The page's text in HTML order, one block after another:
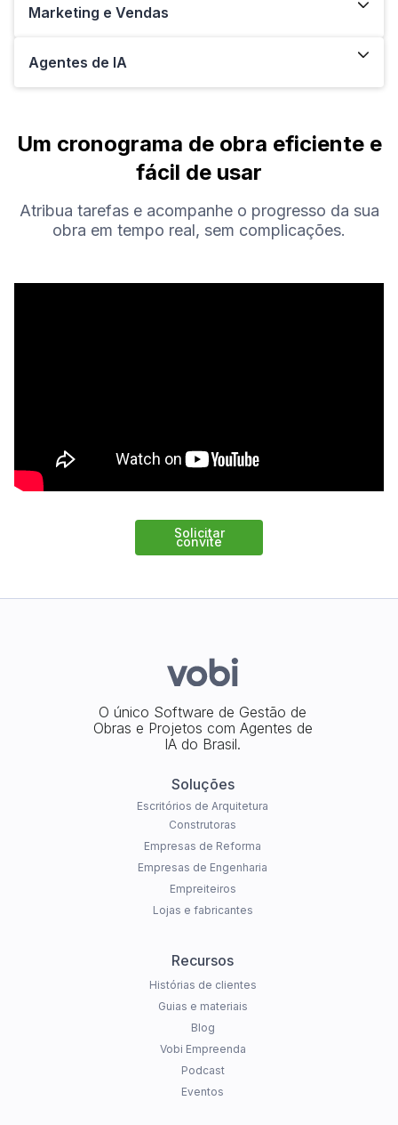
Marketing e Vendas
Agentes de IA
Um cronograma de obra eficiente e
fácil de usar
Atribua tarefas e acompanhe o progresso da sua
obra em tempo real, sem complicações.
Solicitar
convite
O único Software de Gestão de
Obras e Projetos com Agentes de
IA do Brasil.
Soluções
Escritórios de Arquitetura
Construtoras
Empresas de Reforma
Empresas de Engenharia
Empreiteiros
Lojas e fabricantes
Recursos
Histórias de clientes
Guias e materiais
Blog
Vobi Empreenda
Podcast
Eventos